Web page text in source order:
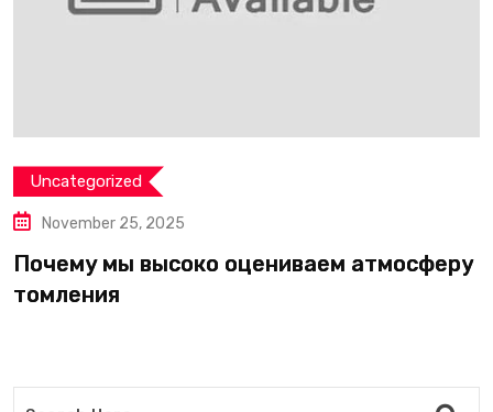
Uncategorized
November 25, 2025
Почему мы высоко оцениваем атмосферу
томления